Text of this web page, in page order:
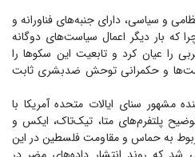
و سیاسی، دارای جنبه‌های فناورانه و
که بار دیگر اعمال سیاست‌های دوگانه
را عیان کرد و تابعیت این سکو‌ها را
و حکمرانی توحش ضدبشری ثابت
مشهور سنای ایالات متحده آمریکا با
پلتفرم‌های متا، تیک‌تاک، ایکس و
به حماس و مقاومت فلسطین در این